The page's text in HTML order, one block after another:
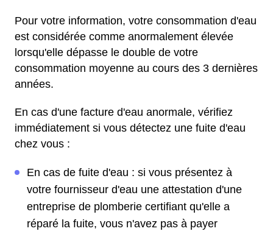
Pour votre information, votre consommation d'eau
est considérée comme anormalement élevée
lorsqu'elle dépasse le double de votre
consommation moyenne au cours des 3 dernières
années.
En cas d'une facture d'eau anormale, vérifiez
immédiatement si vous détectez une fuite d'eau
chez vous :
En cas de fuite d'eau : si vous présentez à
votre fournisseur d'eau une attestation d'une
entreprise de plomberie certifiant qu'elle a
réparé la fuite, vous n'avez pas à payer